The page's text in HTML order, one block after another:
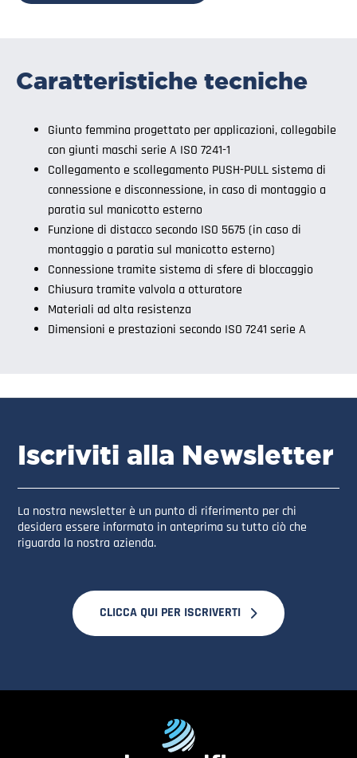
Caratteristiche tecniche
Giunto femmina progettato per applicazioni, collegabile
con giunti maschi serie A ISO 7241-1
Collegamento e scollegamento PUSH-PULL sistema di
connessione e disconnessione, in caso di montaggio a
paratia sul manicotto esterno
Funzione di distacco secondo ISO 5675 (in caso di
montaggio a paratia sul manicotto esterno)
Connessione tramite sistema di sfere di bloccaggio
Chiusura tramite valvola a otturatore
Materiali ad alta resistenza
Dimensioni e prestazioni secondo ISO 7241 serie A
Iscriviti alla Newsletter
La nostra newsletter è un punto di riferimento per chi
desidera essere informato in anteprima su tutto ciò che
riguarda la nostra azienda.
CLICCA QUI PER ISCRIVERTI